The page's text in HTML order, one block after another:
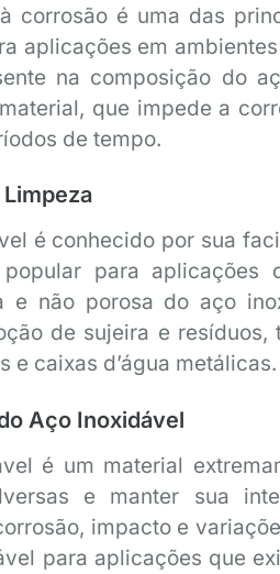
corrosão é uma das
aplicações em
na composição do
que impede a
de tempo.
é conhecido por sua
para
e não porosa do aço
de sujeira e
e caixas d’água metálicas.
Aço Inoxidável
é um material
e manter sua
impacto e
para aplicações que